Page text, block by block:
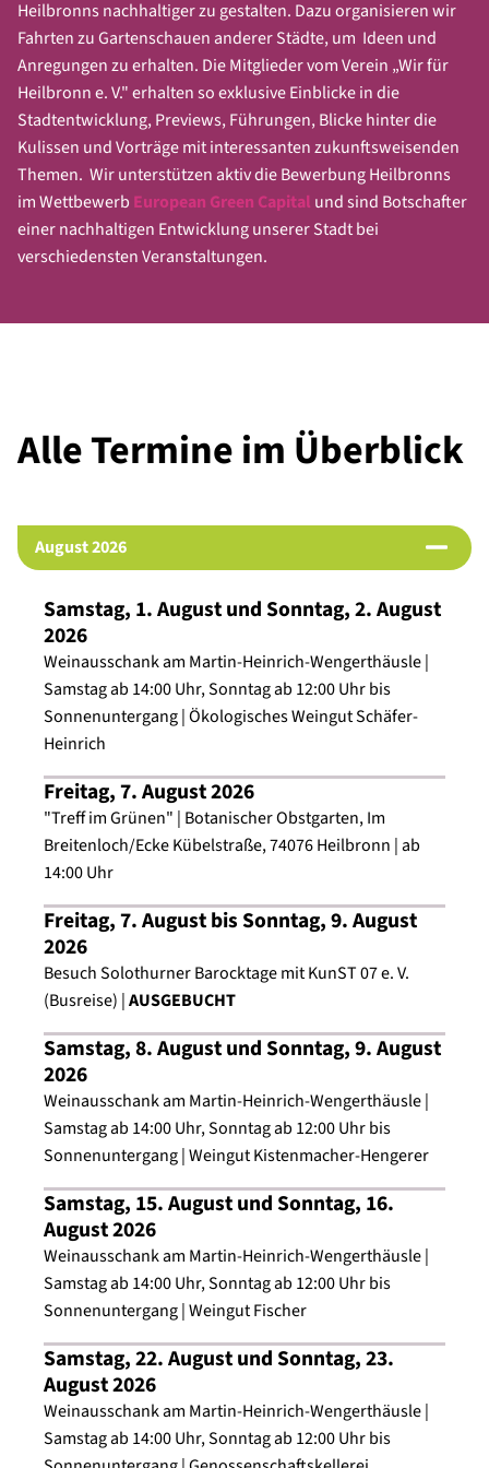
Anmeldung unterinfo@wir-fuer-heilbronn.com
Interessenten zur Mitarbeit in den Teams können sich
jederzeit bei der Geschäftsstelle melden.
Wir leiten die Anfragen dann an die Teamleiter weiter.
Christoph Herzog
(Architektur/Städtebau)
Oliver Toellner
(Grün-, Garten- und
Landschaftspflege)
Axel Vornam(Kultur)
Dagmar Lägler
(Soziales/Integration)
Christian Rieck(Hochschule/Wissensstadt)
Hannelore Schröter-Wagner/Timo Zöllner
(Schausteller und Marktkaufleute)
Prof. Dr. Christian Buer
(Tourismus)
(Kirchen)
Herbert Tabler/Altin Zhegrova(Sport)
Weitere Themenbereiche können ergänzt werden.
Institutionelle Mitglieder des Beirats:
- Botanischer Obstgarten Heilbronn (Förderverein
Garten- und Baukultur Heilbronn)
- Dieter-Schwarz-Stiftung
- Handwerkskammer Heilbronn-Franken
- Heilbronner Bürgerstiftung
- IHK Heilbronn-Franken
- Kreissparkasse Heilbronn
- (Förderkreis) Wirtschaftsjunioren Heilbronn-Franken
- Wirtschaftsförderung Stadt Heilbronn
Die Beiratssitzungen finden an folgenden Tagen statt:
- Montag, 6. Juli 2026 um 16 Uhr im Heilbronner
Schießhaus mit anschließendem Besuch auf dem
Heilbronner Volksfest
- Dienstag, 24. November 2026 um 18 Uhr Eröffnung
Heilbronner Käthchen Weihnachtsmarkt,
anschließend Wein Villa
Heilbronns nachhaltiger zu gestalten. Dazu organisieren wir
Fahrten zu Gartenschauen anderer Städte, um Ideen und
Anregungen zu erhalten. Die Mitglieder vom Verein „Wir für
Heilbronn e. V." erhalten so exklusive Einblicke in die
Stadtentwicklung, Previews, Führungen, Blicke hinter die
Kulissen und Vorträge mit interessanten zukunftsweisenden
Themen. Wir unterstützen aktiv die Bewerbung Heilbronns
im Wettbewerb European Green Capital und sind Botschafter
einer nachhaltigen Entwicklung unserer Stadt bei
verschiedensten Veranstaltungen.
Alle Termine im Überblick
August 2026
Samstag, 1. August und Sonntag, 2. August
2026
Weinausschank am Martin-Heinrich-Wengerthäusle |
Samstag ab 14:00 Uhr, Sonntag ab 12:00 Uhr bis
Sonnenuntergang | Ökologisches Weingut Schäfer-
Heinrich
Freitag, 7. August 2026
"Treff im Grünen" | Botanischer Obstgarten, Im
Breitenloch/Ecke Kübelstraße, 74076 Heilbronn | ab
14:00 Uhr
Freitag, 7. August bis Sonntag, 9. August
2026
Besuch Solothurner Barocktage mit KunST 07 e. V.
(Busreise) |AUSGEBUCHT
Samstag, 8. August und Sonntag, 9. August
2026
Weinausschank am Martin-Heinrich-Wengerthäusle |
Samstag ab 14:00 Uhr, Sonntag ab 12:00 Uhr bis
Sonnenuntergang | Weingut Kistenmacher-Hengerer
Samstag, 15. August und Sonntag, 16.
August 2026
Weinausschank am Martin-Heinrich-Wengerthäusle |
Samstag ab 14:00 Uhr, Sonntag ab 12:00 Uhr bis
Sonnenuntergang | Weingut Fischer
Samstag, 22. August und Sonntag, 23.
August 2026
Weinausschank am Martin-Heinrich-Wengerthäusle |
Samstag ab 14:00 Uhr, Sonntag ab 12:00 Uhr bis